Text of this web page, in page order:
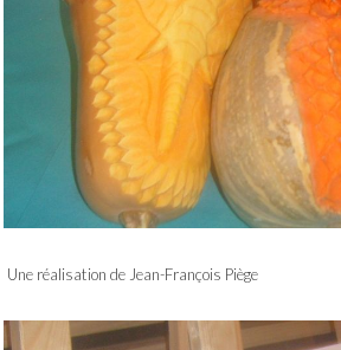
Une réalisation de Jean-François Piège